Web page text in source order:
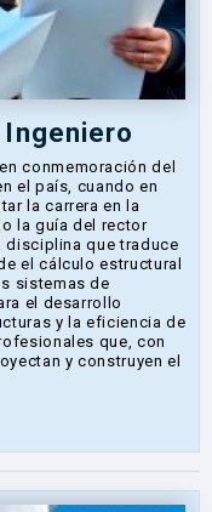
Ingeniero
conmemoración del
el país, cuando en
la carrera en la
la guía del rector
disciplina que traduce
el cálculo estructural
sistemas de
el desarrollo
y la eficiencia de
que, con
y construyen el